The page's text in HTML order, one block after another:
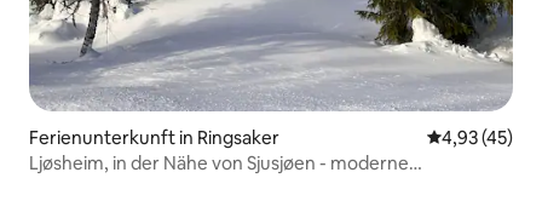
Ferienunterkunft in Ringsaker
4,93 (45)
Ljøsheim, in der Nähe von Sjusjøen - moderne